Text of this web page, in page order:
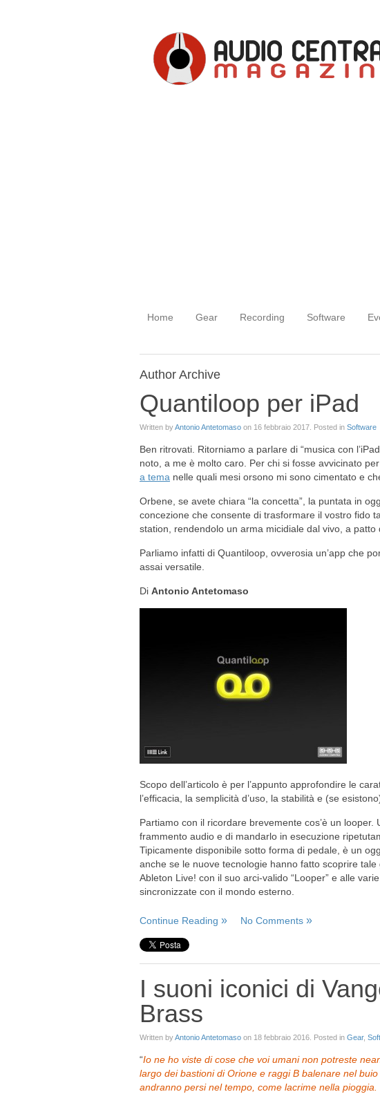
Home Gear Recording Software
Author Archive
Quantiloop per iPad
Written byAntonio Antetomaso on 16 febbraio 2017 . Posted in Software
Ben ritrovati. Ritorniamo a parlare di “musica con
noto, a me è molto caro. Per chi si fosse avvicinato
a tema nelle quali mesi orsono mi sono cimentato e
Orbene, se avete chiara “la concetta”, la puntata in
concezione che consente di trasformare il vostro fido
station, rendendolo un arma micidiale dal vivo, a patto
Parliamo infatti di Quantiloop, ovverosia un’app che
assai versatile.
Di Antonio Antetomaso
Scopo dell’articolo è per l’appunto approfondire le
l’efficacia, la semplicità d’uso, la stabilità e (se
Partiamo con il ricordare brevemente cos’è un
frammento audio e di mandarlo in esecuzione
Tipicamente disponibile sotto forma di pedale, è un
anche se le nuove tecnologie hanno fatto scoprire
Ableton Live! con il suo arci-valido “Looper” e alle
sincronizzate con il mondo esterno.
Continue Reading No Comments
I suoni iconici di
Brass
Written byAntonio Antetomaso on 18 febbraio 2016 . Posted in Gear,
“Io ne ho viste di cose che voi umani non potreste
largo dei bastioni di Orione e raggi B balenare nel
andranno persi nel tempo, come lacrime nella pioggia.